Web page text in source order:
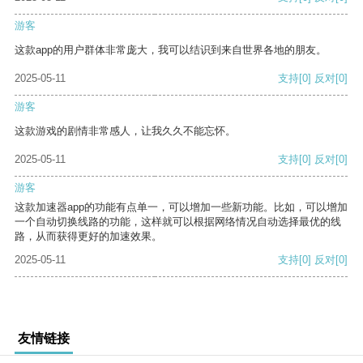
游客
这款app的用户群体非常庞大，我可以结识到来自世界各地的朋友。
2025-05-11 支持[0] 反对[0]
游客
这款游戏的剧情非常感人，让我久久不能忘怀。
2025-05-11 支持[0] 反对[0]
游客
这款加速器app的功能有点单一，可以增加一些新功能。比如，可以增加
一个自动切换线路的功能，这样就可以根据网络情况自动选择最优的线
路，从而获得更好的加速效果。
2025-05-11
支持[0] 反对[0]
友情链接